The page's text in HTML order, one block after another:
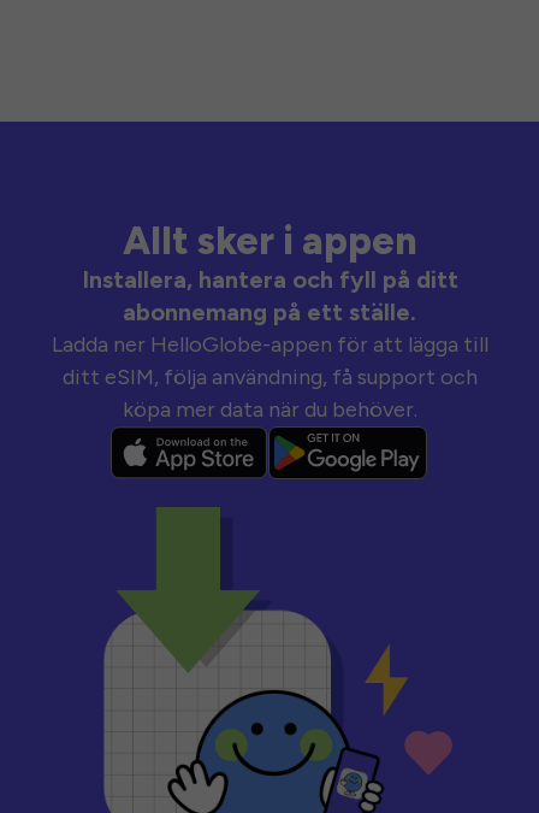
Allt sker i appen
Installera, hantera och fyll på ditt
abonnemang på ett ställe.
Ladda ner HelloGlobe-appen för att lägga till
ditt eSIM, följa användning, få support och
köpa mer data när du behöver.